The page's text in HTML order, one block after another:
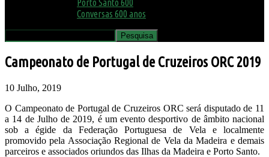
Porto Santo 600
Conversas 600 anos
Campeonato de Portugal de Cruzeiros ORC 2019
10 Julho, 2019
O Campeonato de Portugal de Cruzeiros ORC será disputado de 11
a 14 de Julho de 2019, é um evento desportivo de âmbito nacional
sob a égide da Federação Portuguesa de Vela e localmente
promovido pela Associação Regional de Vela da Madeira e demais
parceiros e associados oriundos das Ilhas da Madeira e Porto Santo.